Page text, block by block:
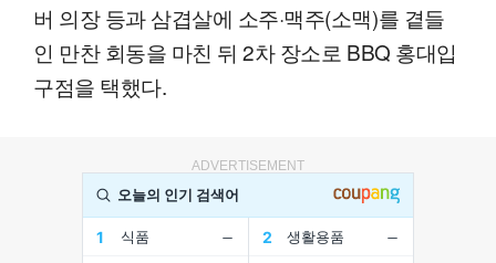
버 의장 등과 삼겹살에 소주·맥주(소맥)를 곁들
인 만찬 회동을 마친 뒤 2차 장소로 BBQ 홍대입
구점을 택했다.
ADVERTISEMENT